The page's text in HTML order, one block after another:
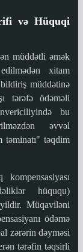
və Hüquqi
müddətli əmək
xitam
müddətinə
tərəfə ödəməli
bu
əvvəl
təminatı" təqdim
hüququ)
Müqaviləni
ödəmə
zərərin dəyməsi
tərəfin təqsirli